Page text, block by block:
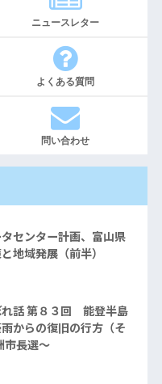
ニュースレター
よくある質問
問い合わせ
センター計画、富山県
地域発展（前半）
れ話 第８３回 能登半島
からの復旧の行方（そ
市長選〜